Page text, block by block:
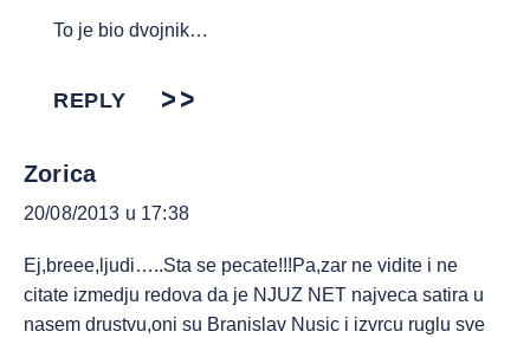
To je bio dvojnik…
REPLY
Zorica
20/08/2013 u 17:38
Ej,breee,ljudi…..Sta se pecate!!!Pa,zar ne vidite i ne
citate izmedju redova da je NJUZ NET najveca satira u
nasem drustvu,oni su Branislav Nusic i izvrcu ruglu sve